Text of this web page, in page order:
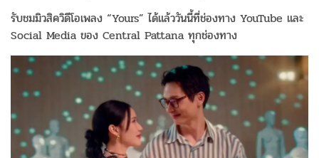
รับชมมิวสิควิดีโอเพลง “Yours” ได้แล้ววันนี้ที่ช่องทาง YouTube และ
Social Media ของ Central Pattana ทุกช่องทาง